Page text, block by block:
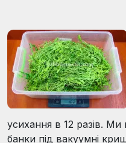
усихання в 12 разів. Ми
банки під вакуумні